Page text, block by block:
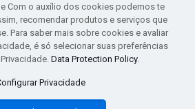
012 - VILA YARA - OSASCO - UF SP -
- (11) 8251-9266
Com o auxílio dos cookies podemos te
recomendar produtos e serviços que
Para saber mais sobre cookies e avaliar
é só selecionar suas preferências
Data Protection Policy.
Privacidade
'johnsmith@email.com', phone_number:
'john', last_name: 'smith', city: